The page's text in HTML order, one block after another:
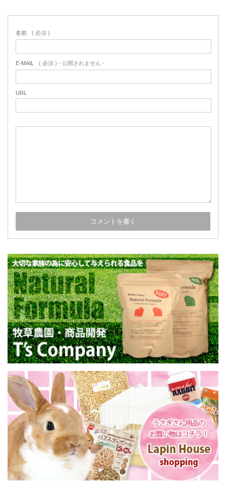
名前 ( 必須 )
E-MAIL ( 必須 ) - 公開されません -
URL